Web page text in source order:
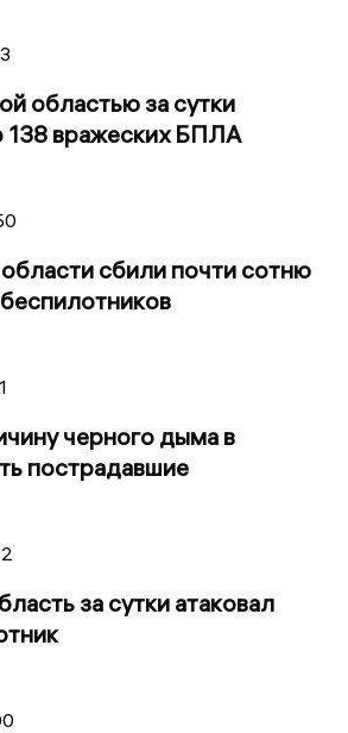
областью за сутки
138 вражеских БПЛА
сбили почти сотню
черного дыма в
пострадавшие
за сутки атаковал